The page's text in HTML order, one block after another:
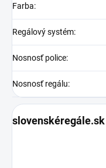
Farba:
Regálový systém:
Nosnosť police:
Nosnosť regálu:
slovenskéregále.sk